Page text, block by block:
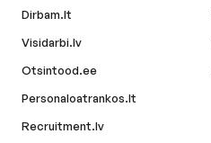
Dirbam.lt
Visidarbi.lv
Otsintood.ee
Personaloatrankos.lt
Recruitment.lv